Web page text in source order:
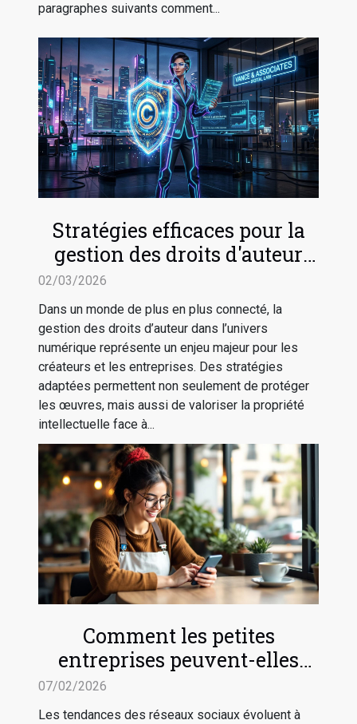
paragraphes suivants comment...
Stratégies efficaces pour la
gestion des droits d'auteur
dans le numérique
02/03/2026
Dans un monde de plus en plus connecté, la
gestion des droits d’auteur dans l’univers
numérique représente un enjeu majeur pour les
créateurs et les entreprises. Des stratégies
adaptées permettent non seulement de protéger
les œuvres, mais aussi de valoriser la propriété
intellectuelle face à...
Comment les petites
entreprises peuvent-elles
tirer profit des tendances des
réseaux sociaux ?
07/02/2026
Les tendances des réseaux sociaux évoluent à